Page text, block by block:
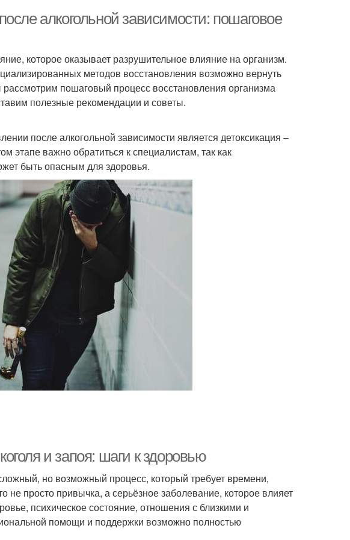
алкогольной зависимости: пошаговое
которое оказывает разрушительное влияние на организм.
методов восстановления возможно вернуть
пошаговый процесс восстановления организма
полезные рекомендации и советы.
после алкогольной зависимости является детоксикация –
этапе важно обратиться к специалистам, так как
быть опасным для здоровья.
и запоя: шаги к здоровью
но возможный процесс, который требует времени,
не просто привычка, а серьёзное заболевание, которое влияет
психическое состояние, отношения с близкими и
помощи и поддержки возможно полностью